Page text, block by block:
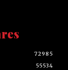
72985
55534